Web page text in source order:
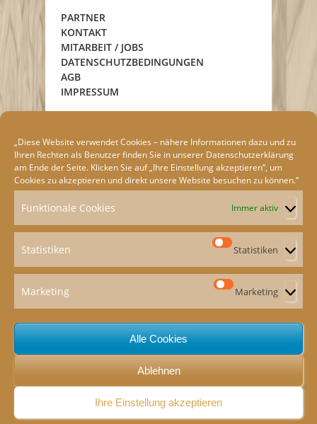
„Diese Website verwendet Cookies – nähere Informationen dazu und zu
Ihren Rechten als Benutzer finden Sie in unserer Datenschutzerklärung
am Ende der Seite. Klicken Sie auf „Ihre Einstellung akzeptieren“, um
Cookies zu akzeptieren und direkt unsere Website besuchen zu können.“
Funktionale Cookies Immer aktiv
Statistiken Statistiken
Marketing Marketing
Alle Cookies
Ablehnen
Ihre Einstellung akzeptieren
PARTNER
KONTAKT
MITARBEIT / JOBS
DATENSCHUTZBEDINGUNGEN
AGB
IMPRESSUM